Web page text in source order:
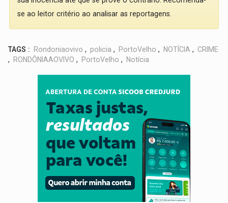
se ao leitor critério ao analisar as reportagens.
TAGS : Rondoniaovivo , policia , PortoVelho , NOTÍCIA , CRIME
,
RONDÔNIAAOVIVO , PortoVelho , Notícia